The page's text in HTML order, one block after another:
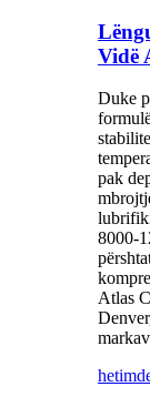
Vidë
Duke
pak
8000-
Atlas
hetim